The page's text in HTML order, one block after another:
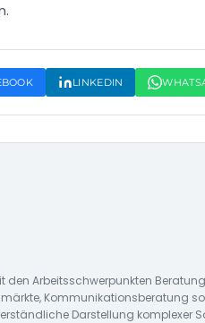
LINKEDIN
den Arbeitsschwerpunkten
Kommunikationsberatung
Darstellung komplexer